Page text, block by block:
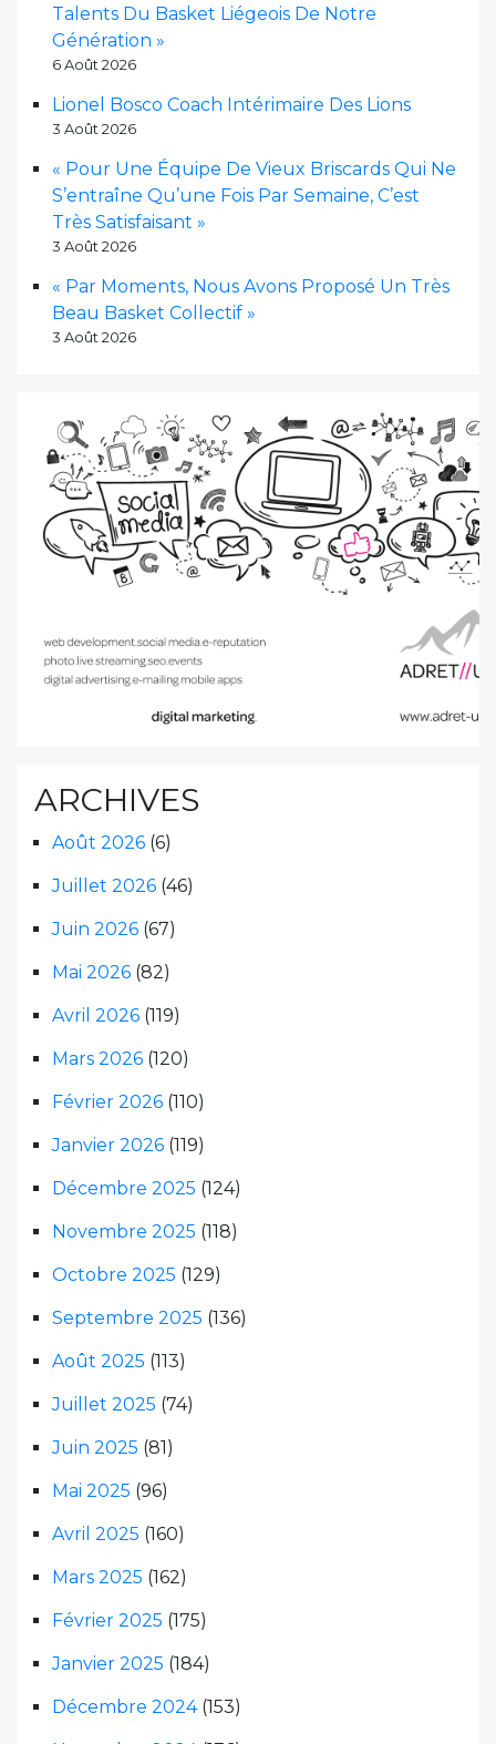
Talents Du Basket Liégeois De Notre
Génération »
6 Août 2026
Lionel Bosco Coach Intérimaire Des Lions
3 Août 2026
« Pour Une Équipe De Vieux Briscards Qui Ne
S’entraîne Qu’une Fois Par Semaine, C’est
Très Satisfaisant »
3 Août 2026
« Par Moments, Nous Avons Proposé Un Très
Beau Basket Collectif »
3 Août 2026
ARCHIVES
Août 2026 (6)
Juillet 2026 (46)
Juin 2026 (67)
Mai 2026 (82)
Avril 2026 (119)
Mars 2026 (120)
Février 2026 (110)
Janvier 2026 (119)
Décembre 2025 (124)
Novembre 2025 (118)
Octobre 2025 (129)
Septembre 2025 (136)
Août 2025 (113)
Juillet 2025 (74)
Juin 2025 (81)
Mai 2025 (96)
Avril 2025 (160)
Mars 2025 (162)
Février 2025 (175)
Janvier 2025 (184)
Décembre 2024(153)